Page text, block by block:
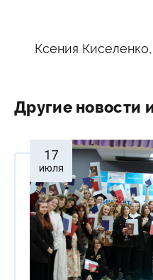
Ксения
Другие новости
17
июля